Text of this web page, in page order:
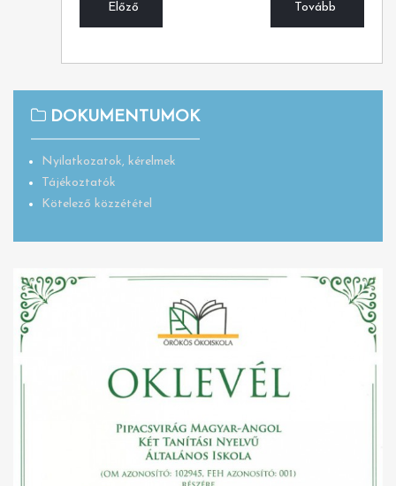
Előző Tovább
DOKUMENTUMOK
Nyilatkozatok, kérelmek
Tájékoztatók
Kötelező közzététel